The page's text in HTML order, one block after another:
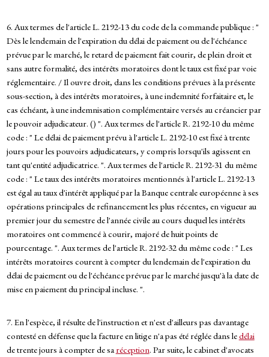
6. Aux termes de l'article L. 2192-13 du code de la commande publique : "
Dès le lendemain de l'expiration du délai de paiement ou de l'échéance
prévue par le marché, le retard de paiement fait courir, de plein droit et
sans autre formalité, des intérêts moratoires dont le taux est fixé par voie
réglementaire. / Il ouvre droit, dans les conditions prévues à la présente
sous-section, à des intérêts moratoires, à une indemnité forfaitaire et, le
cas échéant, à une indemnisation complémentaire versés au créancier par
le pouvoir adjudicateur. () ". Aux termes de l'article R. 2192-10 du même
code : " Le délai de paiement prévu à l'article L. 2192-10 est fixé à trente
jours pour les pouvoirs adjudicateurs, y compris lorsqu'ils agissent en
tant qu'entité adjudicatrice. ". Aux termes de l'article R. 2192-31 du même
code : " Le taux des intérêts moratoires mentionnés à l'article L. 2192-13
est égal au taux d'intérêt appliqué par la Banque centrale européenne à ses
opérations principales de refinancement les plus récentes, en vigueur au
premier jour du semestre de l'année civile au cours duquel les intérêts
moratoires ont commencé à courir, majoré de huit points de
pourcentage. ". Aux termes de l'article R. 2192-32 du même code : " Les
intérêts moratoires courent à compter du lendemain de l'expiration du
délai de paiement ou de l'échéance prévue par le marché jusqu'à la date de
mise en paiement du principal incluse. ".
7. En l'espèce, il résulte de l'instruction et n'est d'ailleurs pas davantage
contesté en défense que la facture en litige n'a pas été réglée dans ledélai
de trente jours à compter de saréception. Par suite, le cabinet d'avocats